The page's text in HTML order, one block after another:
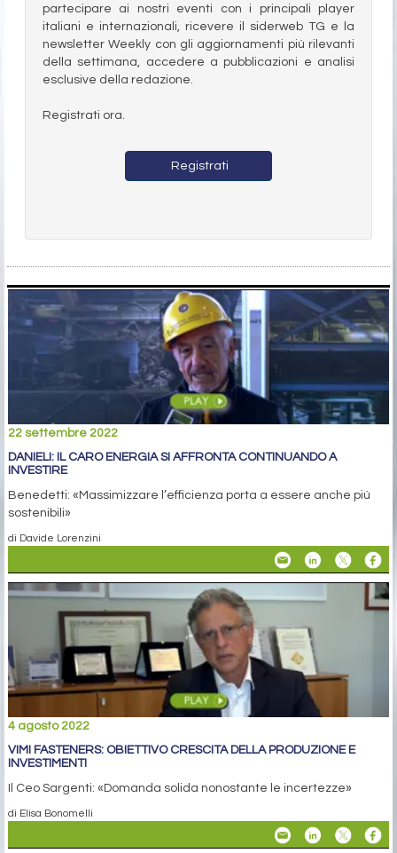
partecipare ai nostri eventi con i principali player
italiani e internazionali, ricevere il siderweb TG e la
newsletter Weekly con gli aggiornamenti più rilevanti
della settimana, accedere a pubblicazioni e analisi
esclusive della redazione.
Registrati ora.
Registrati
22 settembre 2022
DANIELI: IL CARO ENERGIA SI AFFRONTA CONTINUANDO A
INVESTIRE
Benedetti: «Massimizzare l’efficienza porta a essere anche più
sostenibili»
di Davide Lorenzini
4 agosto 2022
VIMI FASTENERS: OBIETTIVO CRESCITA DELLA PRODUZIONE E
INVESTIMENTI
Il Ceo Sargenti: «Domanda solida nonostante le incertezze»
di Elisa Bonomelli